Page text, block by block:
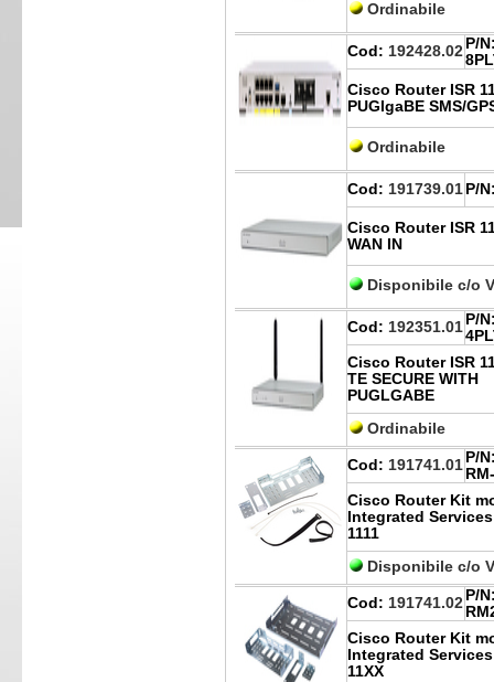
Ordinabile
Cod: 192428.02 P/
Cisco Router ISR
PUGlgaBE SMS/
Ordinabile
Cod: 191739.01 P/
Cisco Router ISR
WAN IN
Disponibile c/o
Cod: 192351.01 P/
Cisco Router ISR
TE SECURE WITH
PUGLGABE
Ordinabile
Cod: 191741.01 P/
Cisco Router Kit
Integrated Services
1111
Disponibile c/o
Cod: 191741.02 P/
Cisco Router Kit
Integrated Services
11XX